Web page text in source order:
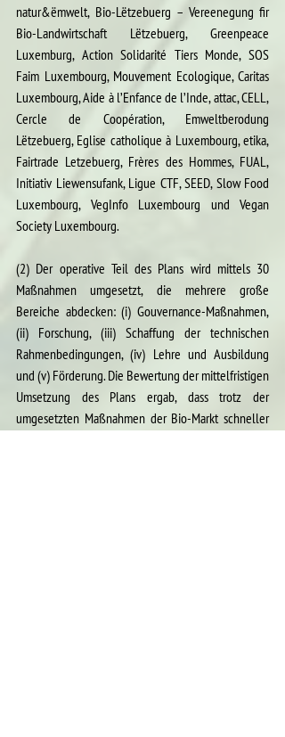
natur&ëmwelt, Bio-Lëtzebuerg – Vereenegung fir
Bio-Landwirtschaft Lëtzebuerg, Greenpeace
Luxemburg, Action Solidarité Tiers Monde, SOS
Faim Luxembourg, Mouvement Ecologique, Caritas
Luxembourg, Aide à l’Enfance de l’Inde, attac, CELL,
Cercle de Coopération, Emweltberodung
Lëtzebuerg, Eglise catholique à Luxembourg, etika,
Fairtrade Letzebuerg, Frères des Hommes, FUAL,
Initiativ Liewensufank, Ligue CTF, SEED, Slow Food
Luxembourg, VegInfo Luxembourg und Vegan
Society Luxembourg.
(2) Der operative Teil des Plans wird mittels 30
Maßnahmen umgesetzt, die mehrere große
Bereiche abdecken: (i) Gouvernance-Maßnahmen,
(ii) Forschung, (iii) Schaffung der technischen
Rahmenbedingungen, (iv) Lehre und Ausbildung
und (v) Förderung. Die Bewertung der mittelfristigen
Umsetzung des Plans ergab, dass trotz der
umgesetzten Maßnahmen der Bio-Markt schneller